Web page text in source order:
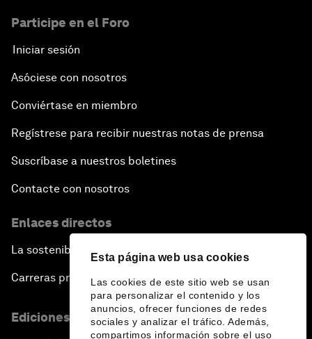
Esta página web usa cookies
Las cookies de este sitio web se usan
para personalizar el contenido y los
anuncios, ofrecer funciones de redes
sociales y analizar el tráfico. Además,
compartimos información sobre el uso
Participe en el Foro
Iniciar sesión
Asóciese con nosotros
Conviértase en miembro
Regístrese para recibir nuestras notas de prensa
Suscríbase a nuestros boletines
Contacte con nosotros
Enlaces directos
La sostenibilidad en el Foro
Carreras profesionales
Ediciones en otros idiomas